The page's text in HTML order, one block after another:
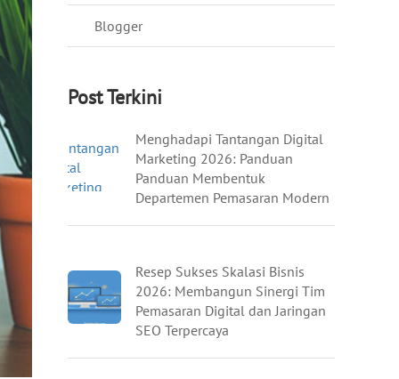
Blogger
Post Terkini
Menghadapi Tantangan Digital
Marketing 2026: Panduan
Panduan Membentuk
Departemen Pemasaran Modern
Resep Sukses Skalasi Bisnis
2026: Membangun Sinergi Tim
Pemasaran Digital dan Jaringan
SEO Terpercaya